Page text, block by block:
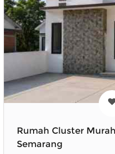
Rumah Cluster
Semarang